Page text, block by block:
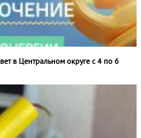
в Центральном округе с 4 по 6